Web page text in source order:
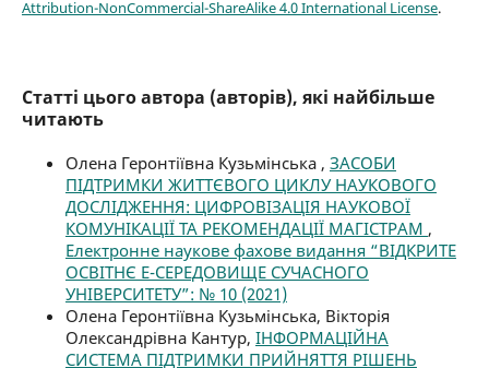
Attribution-NonCommercial-ShareAlike 4.0 International License.
Статті цього автора (авторів), які найбільше
читають
Олена Геронтіївна Кузьмінська , ЗАСОБИ
ПІДТРИМКИ ЖИТТЄВОГО ЦИКЛУ НАУКОВОГО
ДОСЛІДЖЕННЯ: ЦИФРОВІЗАЦІЯ НАУКОВОЇ
КОМУНІКАЦІЇ ТА РЕКОМЕНДАЦІЇ МАГІСТРАМ ,
Електронне наукове фахове видання “ВІДКРИТЕ
ОСВІТНЄ Е-СЕРЕДОВИЩЕ СУЧАСНОГО
УНІВЕРСИТЕТУ”: № 10 (2021)
Олена Геронтіївна Кузьмінська, Вікторія
Олександрівна Кантур, ІНФОРМАЦІЙНА
СИСТЕМА ПІДТРИМКИ ПРИЙНЯТТЯ РІШЕНЬ